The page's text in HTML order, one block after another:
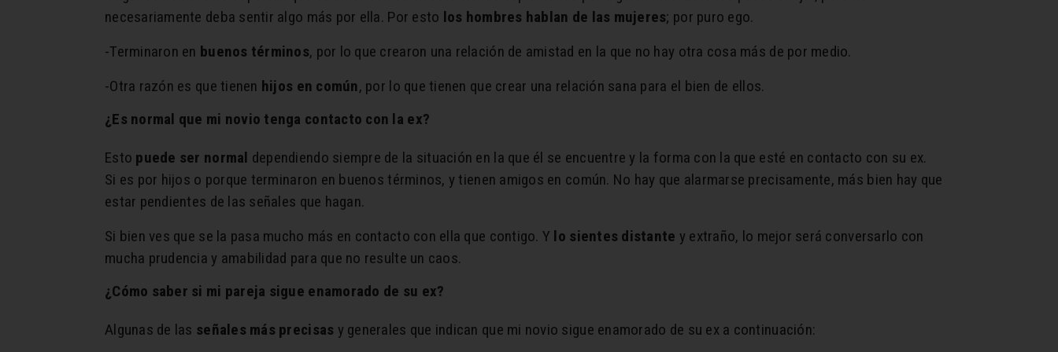
necesariamente deba sentir algo más por ella. Por esto los hombres hablan de las mujeres; por puro ego.
-Terminaron en buenos términos, por lo que crearon una relación de amistad en la que no hay otra cosa más de por medio.
-Otra razón es que tienen hijos en común, por lo que tienen que crear una relación sana para el bien de ellos.
¿Es normal que mi novio tenga contacto con la ex?
Esto puede ser normal dependiendo siempre de la situación en la que él se encuentre y la forma con la que esté en contacto con su ex.
Si es por hijos o porque terminaron en buenos términos, y tienen amigos en común. No hay que alarmarse precisamente, más bien hay que
estar pendientes de las señales que hagan.
Si bien ves que se la pasa mucho más en contacto con ella que contigo. Y lo sientes distante y extraño, lo mejor será conversarlo con
mucha prudencia y amabilidad para que no resulte un caos.
¿Cómo saber si mi pareja sigue enamorado de su ex?
Algunas de las señales más precisas y generales que indican que mi novio sigue enamorado de su ex a continuación: